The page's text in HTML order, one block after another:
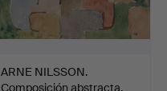
ARNE NILSSON.
Composición abstracta,